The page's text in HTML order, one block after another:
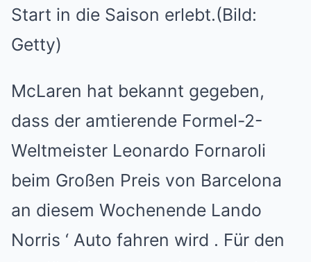
Start in die Saison erlebt.(Bild:
Getty)
McLaren hat bekannt gegeben,
dass der amtierende Formel-2-
Weltmeister Leonardo Fornaroli
beim Großen Preis von Barcelona
an diesem Wochenende Lando
Norris ‘ Auto fahren wird . Für den